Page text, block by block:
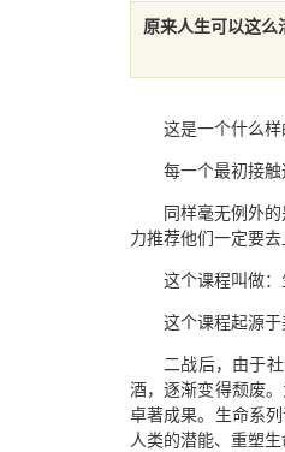
原来人生可以这么
这是一个什么样
每一个最初接
同样毫无例外
力推荐他们一定要去
这个课程叫做：
这个课程起源于
二战后，由于
酒，逐渐变得颓废
卓著成果。生命系
人类的潜能、重塑生